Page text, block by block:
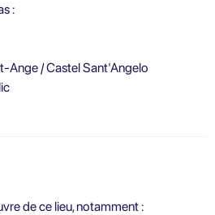
:
Ange / Castel Sant'Angelo
de ce lieu, notamment :